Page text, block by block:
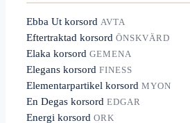
Ebba Ut korsord AVTA
Eftertraktad korsord ÖNSKVÄRD
Elaka korsord GEMENA
Elegans korsord FINESS
Elementarpartikel korsord MYON
En Degas korsord EDGAR
Energi korsord ORK